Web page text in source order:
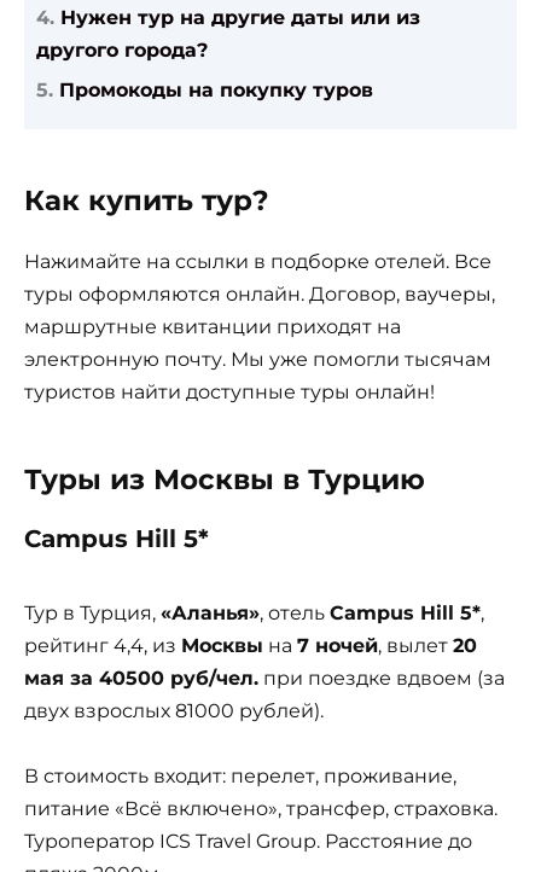
Нужен тур на другие даты или из
другого города?
Промокоды на покупку туров
Как купить тур?
Нажимайте на ссылки в подборке отелей. Все
туры оформляются онлайн. Договор, ваучеры,
маршрутные квитанции приходят на
электронную почту. Мы уже помогли тысячам
туристов найти доступные туры онлайн!
Туры из Москвы в Турцию
Campus Hill 5*
Тур в Турция, «Аланья», отель Campus Hill 5*,
рейтинг 4,4, из Москвы на 7 ночей, вылет 20
мая за 40500 руб/чел. при поездке вдвоем (за
двух взрослых 81000 рублей).
В стоимость входит: перелет, проживание,
питание «Всё включено», трансфер, страховка.
Туроператор ICS Travel Group. Расстояние до